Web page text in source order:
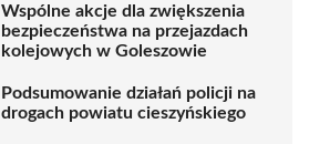
Wspólne akcje dla zwiększenia
bezpieczeństwa na przejazdach
kolejowych w Goleszowie
Podsumowanie działań policji na
drogach powiatu cieszyńskiego